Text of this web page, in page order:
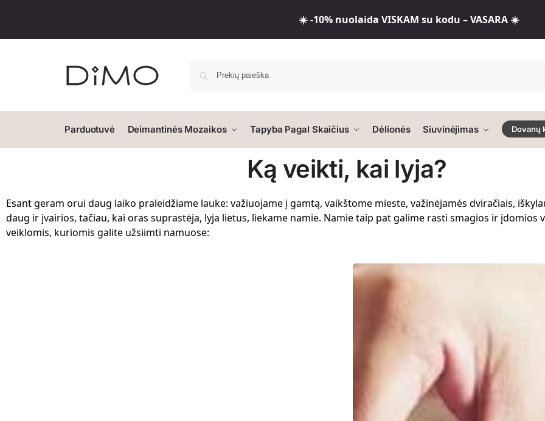
☀️ -10% nuolaida VISKAM su kodu – VASARA ☀️
Parduotuvė Deimantinės Mozaikos Tapyba Pagal Skaičius Dėlionės Siuvinėjimas Dovanų
Ką veikti, kai lyja?
Esant geram orui daug laiko praleidžiame lauke: važiuojame į gamtą, vaikštome mieste, važinėjamės dviračiais,
daug ir įvairios, tačiau, kai oras suprastėja, lyja lietus, liekame namie. Namie taip pat galime rasti smagios ir įdomios
veiklomis, kuriomis galite užsiimti namuose: